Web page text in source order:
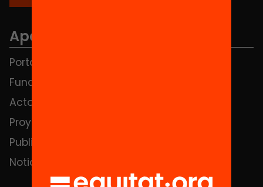
Apartados
Portada
Fundación
Actos
Proyectos
Publicaciones y vídeos
Noticias